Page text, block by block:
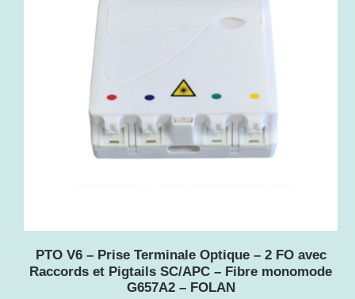
u
s
c
i
e
PTO V6 – Prise Terminale Optique – 2 FO avec
Raccords et Pigtails SC/APC – Fibre monomode
G657A2 – FOLAN